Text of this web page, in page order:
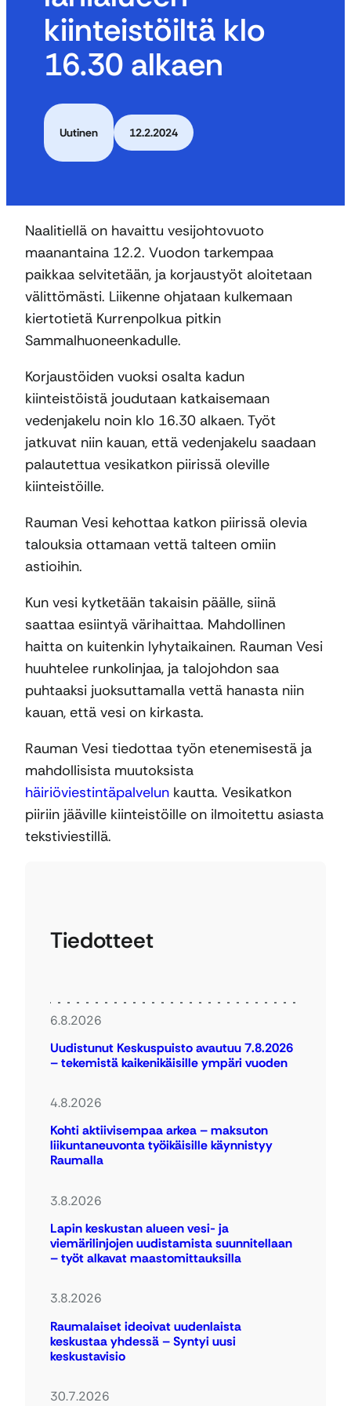
kiinteistöiltä klo
16.30 alkaen
Uutinen 12.2.2024
Naalitiellä on havaittu vesijohtovuoto
maanantaina 12.2. Vuodon tarkempaa
paikkaa selvitetään, ja korjaustyöt aloitetaan
välittömästi. Liikenne ohjataan kulkemaan
kiertotietä Kurrenpolkua pitkin
Sammalhuoneenkadulle.
Korjaustöiden vuoksi osalta kadun
kiinteistöistä joudutaan katkaisemaan
vedenjakelu noin klo 16.30 alkaen. Työt
jatkuvat niin kauan, että vedenjakelu saadaan
palautettua vesikatkon piirissä oleville
kiinteistöille.
Rauman Vesi kehottaa katkon piirissä olevia
talouksia ottamaan vettä talteen omiin
astioihin.
Kun vesi kytketään takaisin päälle, siinä
saattaa esiintyä värihaittaa. Mahdollinen
haitta on kuitenkin lyhytaikainen. Rauman Vesi
huuhtelee runkolinjaa, ja talojohdon saa
puhtaaksi juoksuttamalla vettä hanasta niin
kauan, että vesi on kirkasta.
Rauman Vesi tiedottaa työn etenemisestä ja
mahdollisista muutoksista
häiriöviestintäpalvelun kautta. Vesikatkon
piiriin jääville kiinteistöille on ilmoitettu asiasta
tekstiviestillä.
Tiedotteet
6.8.2026
Uudistunut Keskuspuisto avautuu 7.8.2026
– tekemistä kaikenikäisille ympäri vuoden
4.8.2026
Kohti aktiivisempaa arkea – maksuton
liikuntaneuvonta työikäisille käynnistyy
Raumalla
3.8.2026
Lapin keskustan alueen vesi- ja
viemärilinjojen uudistamista suunnitellaan
– työt alkavat maastomittauksilla
3.8.2026
Raumalaiset ideoivat uudenlaista
keskustaa yhdessä – Syntyi uusi
keskustavisio
30.7.2026